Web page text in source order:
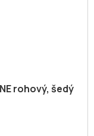
rohový, šedý